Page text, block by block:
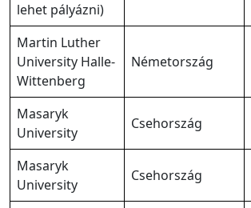
lehet pályázni)
Martin Luther
University Halle-
Wittenberg
Németország
Masaryk
University
Csehország
Masaryk
University
Csehország